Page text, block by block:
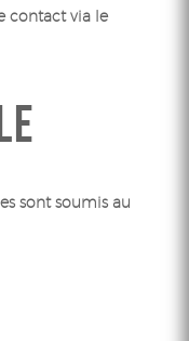
contact via le
sont soumis au